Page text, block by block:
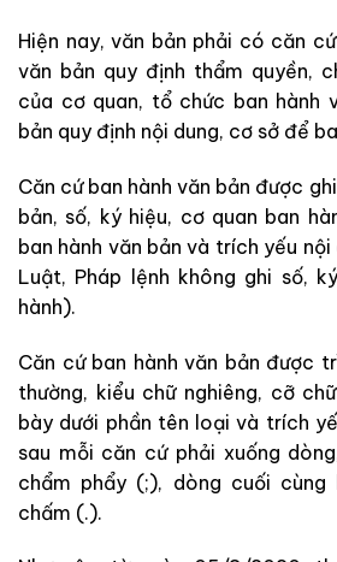
Hiện nay, văn bản phải có căn
văn bản quy định thẩm quyền,
của cơ quan, tổ chức ban hành
bản quy định nội dung, cơ sở để
Căn cứ ban hành văn bản được
bản, số, ký hiệu, cơ quan ban
ban hành văn bản và trích yếu
Luật, Pháp lệnh không ghi số,
hành).
Căn cứ ban hành văn bản được
thường, kiểu chữ nghiêng, cỡ
bày dưới phần tên loại và trích
sau mỗi căn cứ phải xuống
chẩm phẩy (;), dòng cuối
chấm (.).